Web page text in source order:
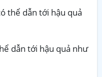
thể dẫn tới hậu quả
dẫn tới hậu quả như